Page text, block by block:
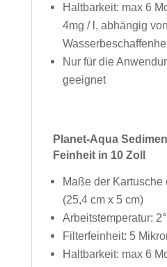
Haltbarkeit: max 6
4mg / l, abhängig
Nur für die
geeignet
Planet-Aqua
Feinheit in 10 Zoll
Maße der Kartusche
(25,4 cm x 5 cm)
Arbeitstemperatur:
Filterfeinheit: 5
Haltbarkeit: max 6